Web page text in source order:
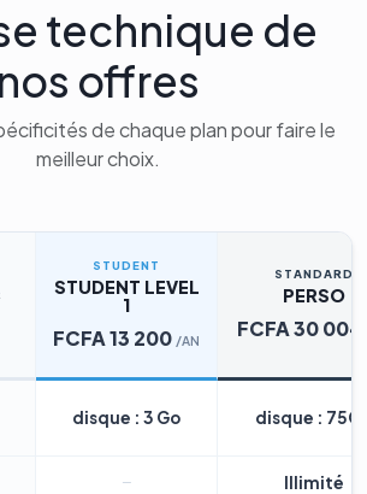
technique de
nos offres
de chaque plan pour faire le
meilleur choix.
STUDENT
STUDENT LEVEL
1
FCFA 13 200 /AN
STANDARD
PERSO
FCFA 30 004
disque : 3 Go disque :
Illimité